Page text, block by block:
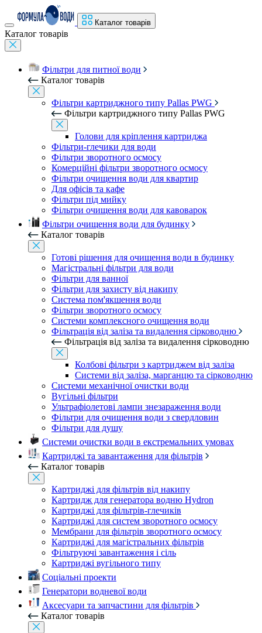
Каталог товарів
Каталог товарів
Фільтри для питної води
Каталог товарів
Фільтри картриджного типу Pallas PWG
Фільтри картриджного типу Pallas PWG
Голови для кріплення картриджа
Фільтри-глечики для води
Фільтри зворотного осмосу
Комерційні фільтри зворотного осмосу
Фільтри очищення води для квартир
Для офісів та кафе
Фільтри під мийку
Фільтри очищення води для кавоварок
Фільтри очищення води для будинку
Каталог товарів
Готові рішення для очищення води в будинку
Магістральні фільтри для води
Фільтри для ванної
Фільтри для захисту від накипу
Система пом'якшення води
Фільтри зворотного осмосу
Системи комплексного очищення води
Фільтрація від заліза та видалення сірководню
Фільтрація від заліза та видалення сірководню
Колбові фільтри з картриджем від заліза
Системи від заліза, марганцю та сірководню
Системи механічної очистки води
Вугільні фільтри
Ультрафіолетові лампи знезараження води
Фільтри для очищення води з свердловин
Фільтри для душу
Системи очистки води в екстремальних умовах
Картриджі та завантаження для фільтрів
Каталог товарів
Картриджі для фільтрів від накипу
Картридж для генератора водню Hydron
Картриджі для фільтрів-глечиків
Картриджі для систем зворотного осмосу
Мембрани для фільтрів зворотного осмосу
Картриджі для магістральних фільтрів
Фільтруючі завантаження і сіль
Картриджі вугільного типу
Соціальні проекти
Генератори водневої води
Аксесуари та запчастини для фільтрів
Каталог товарів